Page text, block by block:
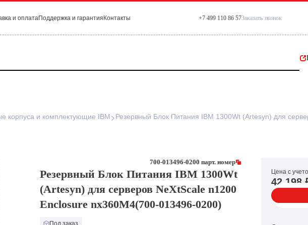
и оплатаПоддержка и гарантия Контакты +7 499 110 86 57Заказать звонок
корпуса и комплектующие IBM
700-013496-0200 парт. номер
Резервный Блок Питания IBM 1300Wt
(Artesyn) для серверов NeXtScale n1200
Enclosure nx360M4(700-013496-0200)
Под заказ
Цена с
42 198